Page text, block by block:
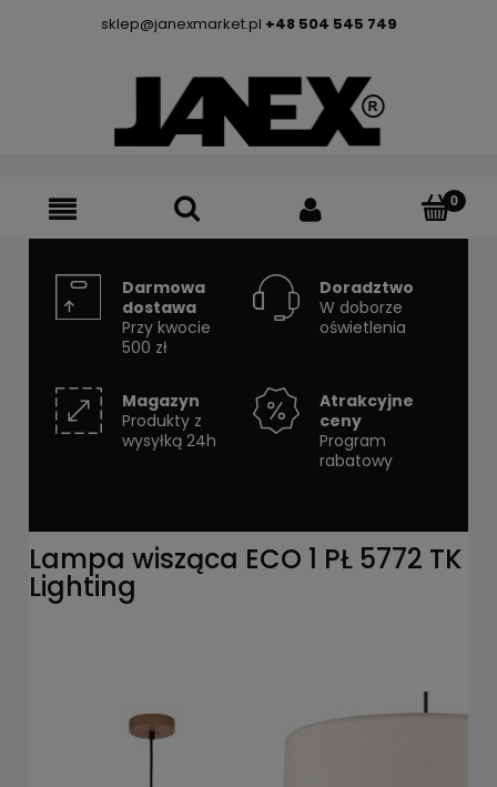
sklep@janexmarket.pl +48 504 545 749
Darmowa
dostawa
Przy kwocie
500 zł
Doradztwo
W doborze
oświetlenia
Magazyn
Produkty z
wysyłką 24h
Atrakcyjne
ceny
Program
rabatowy
Lampa wisząca ECO 1 PŁ 5772 TK
Lighting